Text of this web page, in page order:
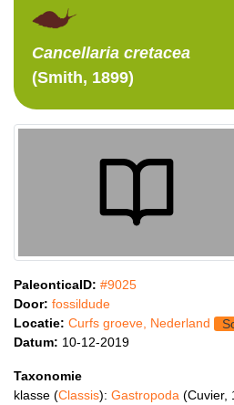
Cancellaria cretacea
(Smith, 1899)
PaleonticaID: #9025
Door: fossildude
Locatie: Curfs groeve, Nederland
Datum: 10-12-2019
Taxonomie
klasse (Classis): Gastropoda (Cuvier,